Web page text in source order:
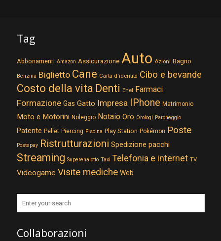
Tag
Abbonamenti Amazon Assicurazione Auto Azioni Bagno
Benzina Biglietto Cane Carta d'identità Cibo e bevande
Costo della vita Denti Enel Farmaci
Formazione Gas Gatto Impresa IPhone Matrimonio
Moto e Motorini Noleggio Notaio Oro Orologi Parcheggio
Patente Pellet Piercing Piscina Play Station Pokémon Poste
Postepay Ristrutturazioni Spedizione pacchi
Streaming Superenalotto Taxi Telefonia e internet TV
Videogame Visite mediche Web
Collaborazioni